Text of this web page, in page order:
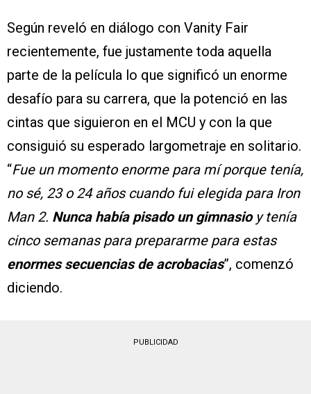
Según reveló en diálogo con Vanity Fair
recientemente, fue justamente toda aquella
parte de la película lo que significó un enorme
desafío para su carrera, que la potenció en las
cintas que siguieron en el MCU y con la que
consiguió su esperado largometraje en solitario.
“Fue un momento enorme para mí porque tenía,
no sé, 23 o 24 años cuando fui elegida para Iron
Man 2. Nunca había pisado un gimnasioy tenía
cinco semanas para prepararme para estas
enormes secuencias de acrobacias”, comenzó
diciendo.
PUBLICIDAD